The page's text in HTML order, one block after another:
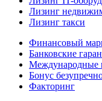
Лизинг
Лизинг такси
Финансовый
Банковские
Международные
Бонус
Факторинг